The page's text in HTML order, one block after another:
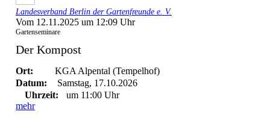
Landesverband Berlin der Gartenfreunde e. V.
Vom 12.11.2025 um 12:09 Uhr
Gartenseminare
Der Kompost
Ort:
KGA Alpental (Tempelhof)
Datum:
Samstag, 17.10.2026
Uhrzeit:
um 11:00 Uhr
mehr